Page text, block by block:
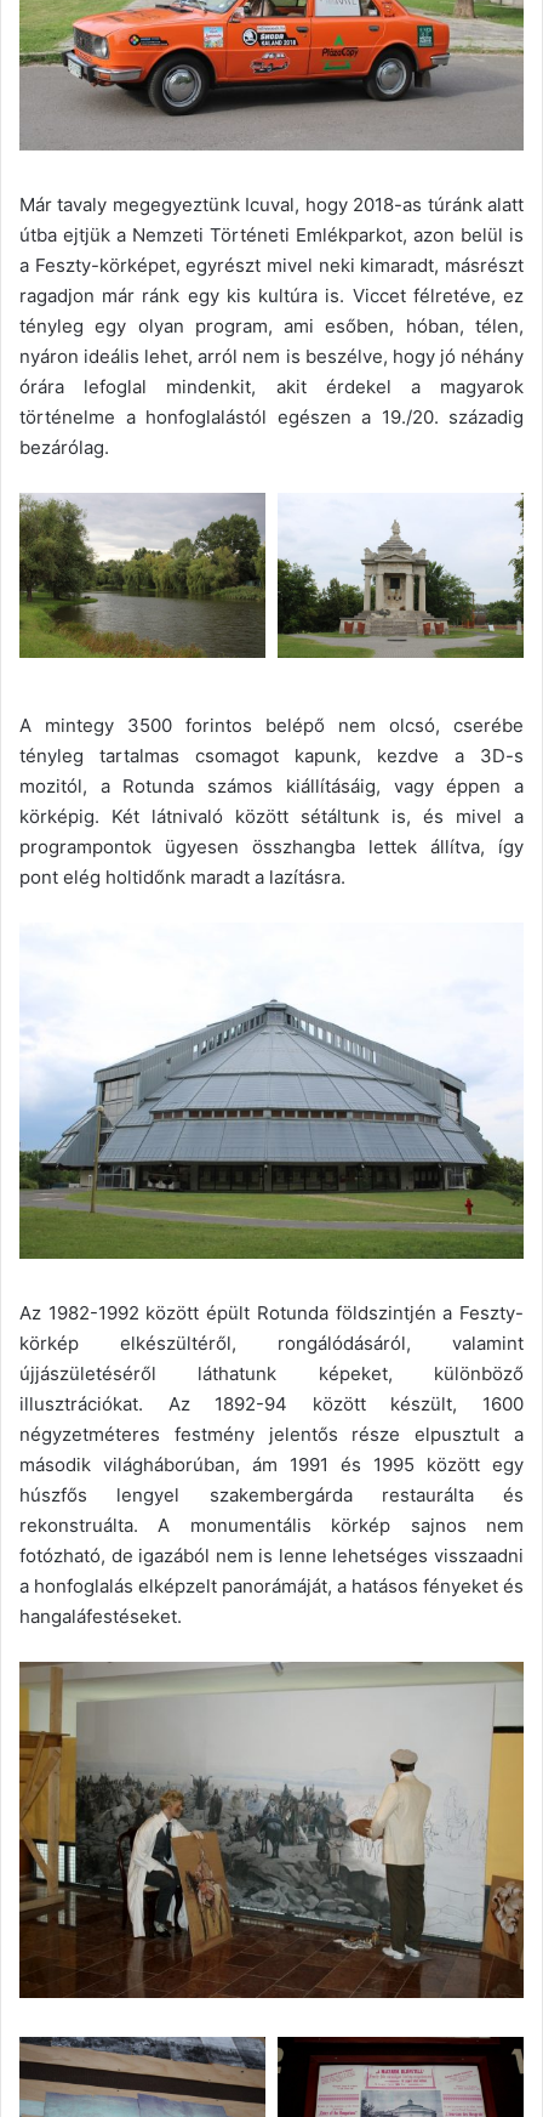
Már tavaly megegyeztünk Icuval, hogy 2018-as túránk alatt
útba ejtjük a Nemzeti Történeti Emlékparkot, azon belül is
a Feszty-körképet, egyrészt mivel neki kimaradt, másrészt
ragadjon már ránk egy kis kultúra is. Viccet félretéve, ez
tényleg egy olyan program, ami esőben, hóban, télen,
nyáron ideális lehet, arról nem is beszélve, hogy jó néhány
órára lefoglal mindenkit, akit érdekel a magyarok
történelme a honfoglalástól egészen a 19./20. századig
bezárólag.
A mintegy 3500 forintos belépő nem olcsó, cserébe
tényleg tartalmas csomagot kapunk, kezdve a 3D-s
mozitól, a Rotunda számos kiállításáig, vagy éppen a
körképig. Két látnivaló között sétáltunk is, és mivel a
programpontok ügyesen összhangba lettek állítva, így
pont elég holtidőnk maradt a lazításra.
Az 1982-1992 között épült Rotunda földszintjén a Feszty-
körkép elkészültéről, rongálódásáról, valamint
újjászületéséről láthatunk képeket, különböző
illusztrációkat. Az 1892-94 között készült, 1600
négyzetméteres festmény jelentős része elpusztult a
második világháborúban, ám 1991 és 1995 között egy
húszfős lengyel szakembergárda restaurálta és
rekonstruálta. A monumentális körkép sajnos nem
fotózható, de igazából nem is lenne lehetséges visszaadni
a honfoglalás elképzelt panorámáját, a hatásos fényeket és
hangaláfestéseket.